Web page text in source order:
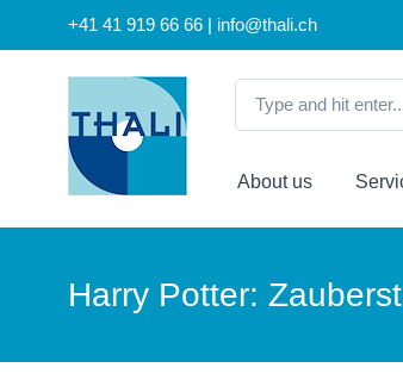
+41 41 919 66 66 | info@thali.ch
About us
Harry Potter: